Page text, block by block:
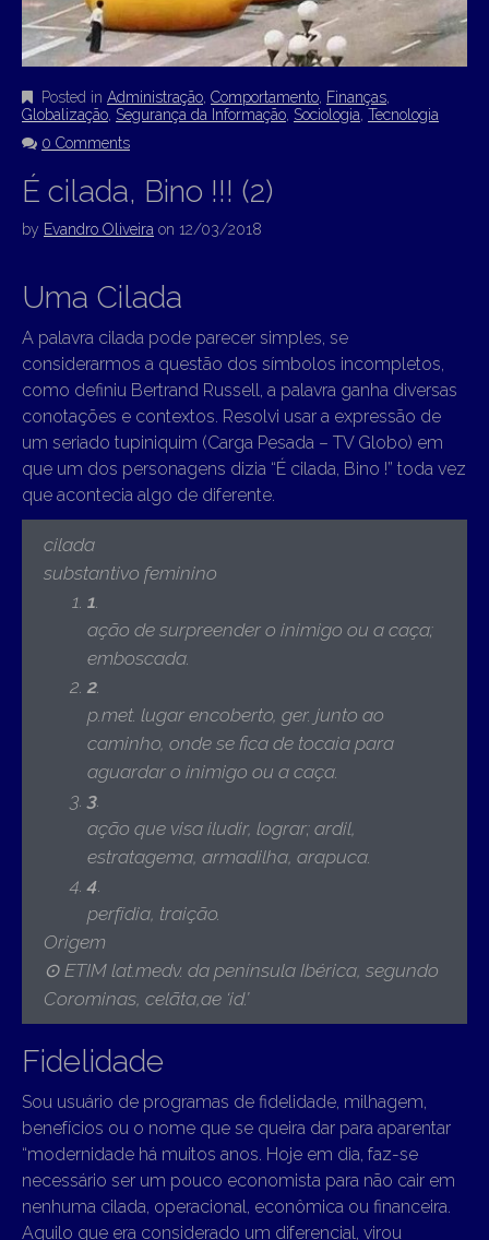
Posted in Administração, Comportamento, Finanças,
Globalização, Segurança da Informação, Sociologia, Tecnologia
0 Comments
É cilada, Bino !!! (2)
by Evandro Oliveira on 12/03/2018
Uma Cilada
A palavra cilada pode parecer simples, se
considerarmos a questão dos símbolos incompletos,
como definiu Bertrand Russell, a palavra ganha diversas
conotações e contextos. Resolvi usar a expressão de
um seriado tupiniquim (Carga Pesada – TV Globo) em
que um dos personagens dizia “É cilada, Bino !” toda vez
que acontecia algo de diferente.
cilada
substantivo feminino
1.
ação de surpreender o inimigo ou a caça;
emboscada.
2.
p.met. lugar encoberto, ger. junto ao
caminho, onde se fica de tocaia para
aguardar o inimigo ou a caça.
3.
ação que visa iludir, lograr; ardil,
estratagema, armadilha, arapuca.
4.
perfídia, traição.
Origem
⊙ ETIM lat.medv. da península Ibérica, segundo
Corominas, celāta,ae ‘id.’
Fidelidade
Sou usuário de programas de fidelidade, milhagem,
benefícios ou o nome que se queira dar para aparentar
“modernidade há muitos anos. Hoje em dia, faz-se
necessário ser um pouco economista para não cair em
nenhuma cilada, operacional, econômica ou financeira.
Aquilo que era considerado um diferencial, virou